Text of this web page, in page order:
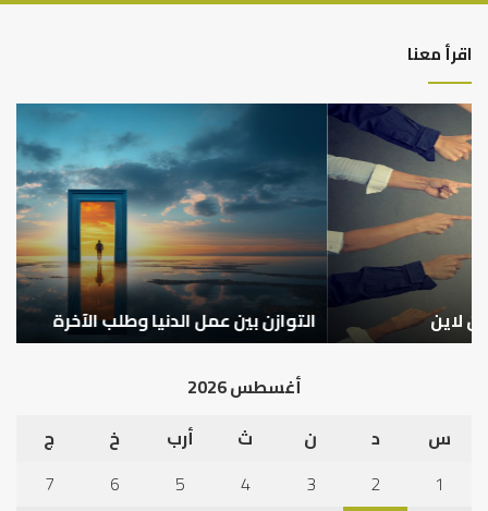
اقرأ معنا
التوازن
بين
عمل
الدنيا
وطلب
الآخرة
التوازن بين عمل الدنيا وطلب الآخرة
أغسطس 2026
س
د ن ث أرب خ
ج
1
2
3
4
5
6
7